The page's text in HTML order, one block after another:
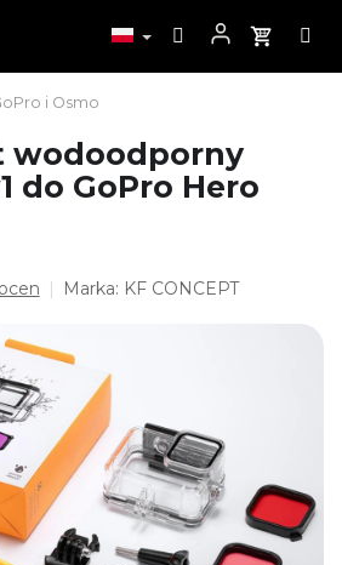
i Osmo
wodoodporny
do GoPro Hero
Marka: KF CONCEPT